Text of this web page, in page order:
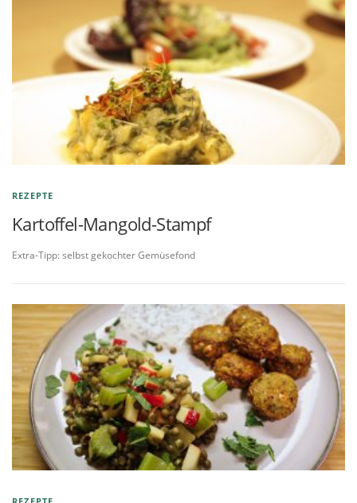
REZEPTE
Kartoffel-Mangold-Stampf
Extra-Tipp: selbst gekochter Gemüsefond